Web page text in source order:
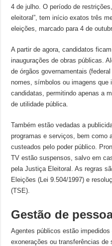
4 de julho. O período de
eleitoral”, tem início exatos três
eleições, marcado para 4 de
A partir de agora, candidatos
inaugurações de obras públicas.
de órgãos governamentais
nomes, símbolos ou imagens que
candidatas, permitindo apenas a
de utilidade pública.
Também estão vedadas a
programas e serviços, bem como
custeados pelo poder público.
TV estão suspensos, salvo em
pela Justiça Eleitoral. As regras
Eleições (Lei 9.504/1997) e
(TSE).
Gestão de
Agentes públicos estão
exonerações ou transferências